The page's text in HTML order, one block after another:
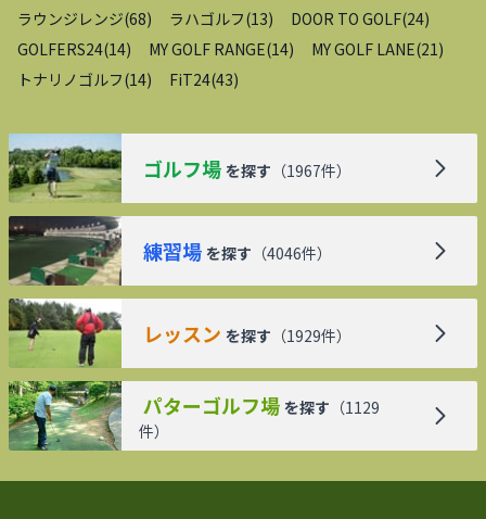
ラウンジレンジ(68) ラハゴルフ(13) DOOR TO GOLF(24)
GOLFERS24(14) MY GOLF RANGE(14) MY GOLF LANE(21 )
トナリノゴルフ(14) FiT24(43)
ゴルフ場 を探す （1967件）
練習場 を探す （4046件）
レッスン を探す （1929件）
パターゴルフ場 を探す （1129
件）